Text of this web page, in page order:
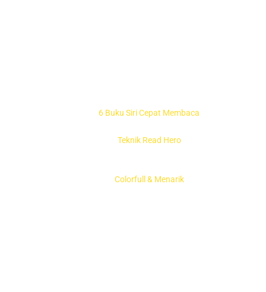
6 Buku Siri Cepat Membaca
Teknik Read Hero
Colorfull & Menarik